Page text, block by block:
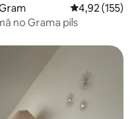
Vidējais
4,92 (155)
no Grama pils